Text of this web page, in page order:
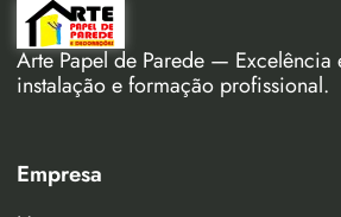
Arte Papel de Parede — Excelência
instalação e formação profissional.
Empresa